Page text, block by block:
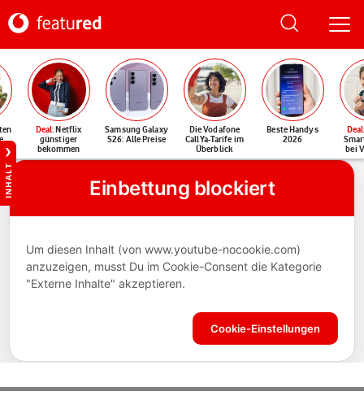
Deal: Netflix
günstiger
bekommen
Samsung Galaxy
S26: Alle Preise
Die Vodafone
CallYa-Tarife im
Überblick
Beste Handys
2026
Deal
bei
INHALT